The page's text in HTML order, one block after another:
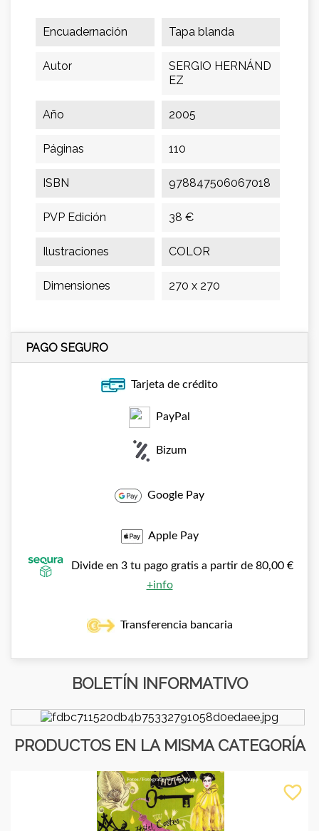
Encuadernación Tapa blanda
Autor
SERGIO HERNÁND
EZ
Año 2005
Páginas 110
ISBN 978847506067018
PVP Edición 38 €
Ilustraciones COLOR
Dimensiones 270 x 270
PAGO SEGURO
Tarjeta de crédito
PayPal
Bizum
Google Pay
Apple Pay
Divide en 3 tu pago gratis a partir de 80,00 €
+info
Transferencia bancaria
BOLETÍN INFORMATIVO
PRODUCTOS EN LA MISMA CATEGORÍA
favorite_border